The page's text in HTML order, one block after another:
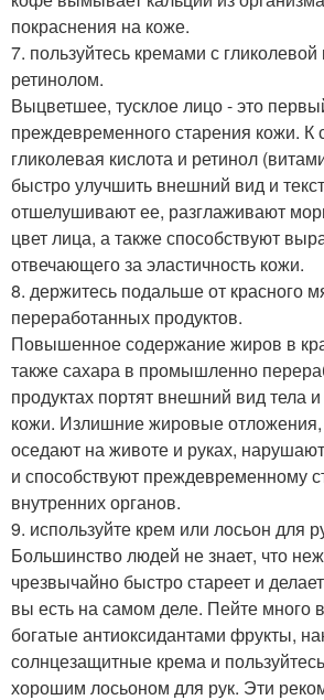
покраснения на коже.
7. пользуйтесь кремами с гликолевой
ретинолом.
Выцветшее, тусклое лицо - это
преждевременного старения кожи. К
гликолевая кислота и ретинол
быстро улучшить внешний вид и
отшелушивают ее, разглаживают
цвет лица, а также способствуют
отвечающего за эластичность кожи.
8. держитесь подальше от красного
переработанных продуктов.
Повышенное содержание жиров в
также сахара в промышленно
продуктах портят внешний вид тела
кожи. Излишние жировые
оседают на животе и руках,
и способствуют преждевременному
внутренних органов.
9. используйте крем или лосьон для
Большинство людей не знает, что
чрезвычайно быстро стареет и
вы есть на самом деле. Пейте много
богатые антиоксидантами фрукты,
солнцезащитные крема и
хорошим лосьоном для рук. Эти